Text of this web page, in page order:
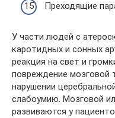
Преходящие
У части людей с
каротидных и сонных
реакция на свет и
повреждение мозговой
нарушении
слабоумию. Мозговой
развиваются у